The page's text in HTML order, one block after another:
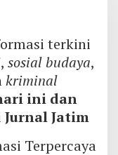
terkini
, sosial budaya,
kriminal
ini dan
Jurnal Jatim
Terpercaya